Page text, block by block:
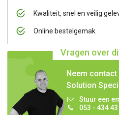
Kwaliteit, snel en veilig
Online bestelgemak
Vragen over
Neem
Solution
Stuur een
053 - 434 43